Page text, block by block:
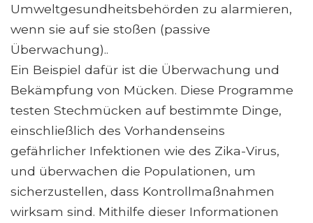
Umweltgesundheitsbehörden zu alarmieren,
wenn sie auf sie stoßen (passive
Überwachung)..
Ein Beispiel dafür ist die Überwachung und
Bekämpfung von Mücken. Diese Programme
testen Stechmücken auf bestimmte Dinge,
einschließlich des Vorhandenseins
gefährlicher Infektionen wie des Zika-Virus,
und überwachen die Populationen, um
sicherzustellen, dass Kontrollmaßnahmen
wirksam sind. Mithilfe dieser Informationen